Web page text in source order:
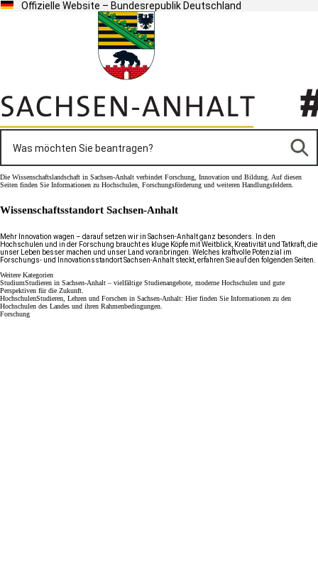
Offizielle Website – Bundesrepublik Deutschland
Die Wissenschaftslandschaft in Sachsen-Anhalt verbindet Forschung, Innovation und Bildung. Auf diesen
Seiten finden Sie Informationen zu Hochschulen, Forschungsförderung und weiteren Handlungsfeldern.
Wissenschaftsstandort Sachsen-Anhalt
Mehr Innovation wagen – darauf setzen wir in Sachsen-Anhalt ganz besonders. In den
Hochschulen und in der Forschung braucht es kluge Köpfe mit Weitblick, Kreativität und Tatkraft, die
unser Leben besser machen und unser Land voranbringen. Welches kraftvolle Potenzial im
Forschungs- und Innovationsstandort Sachsen-Anhalt steckt, erfahren Sie auf den folgenden Seiten.
Weitere Kategorien
StudiumStudieren in Sachsen-Anhalt – vielfältige Studienangebote, moderne Hochschulen und gute
Perspektiven für die Zukunft.
HochschulenStudieren, Lehren und Forschen in Sachsen-Anhalt: Hier finden Sie Informationen zu den
Hochschulen des Landes und ihren Rahmenbedingungen.
Forschung